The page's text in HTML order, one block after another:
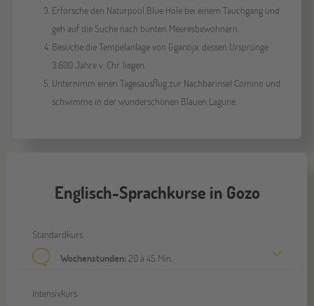
Erforsche den Naturpool Blue Hole bei einem Tauchgang und
geh auf die Suche nach bunten Meeresbewohnern.
Besuche die Tempelanlage von Ggantija, dessen Ursprünge
3.600 Jahre v. Chr. liegen.
Unternimm einen Tagesausflug zur Nachbarinsel Comino und
schwimme in der wunderschönen Blauen Lagune.
Englisch-Sprachkurse in Gozo
Standardkurs
Wochenstunden: 20 à 45 Min.
Intensivkurs